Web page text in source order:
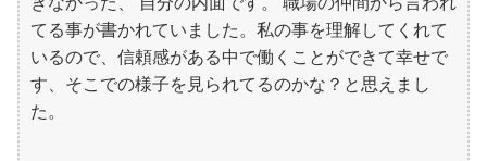
てる事が書かれていました。私の事を理解してくれて
いるので、信頼感がある中で働くことができて幸せで
す、そこでの様子を見られてるのかな？と思えまし
た。